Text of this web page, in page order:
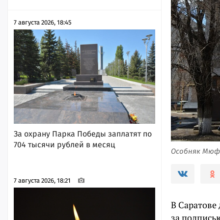
7 августа 2026, 18:45
За охрану Парка Победы заплатят по
704 тысячи рублей в месяц
7 августа 2026, 18:21
Особняк
В
за